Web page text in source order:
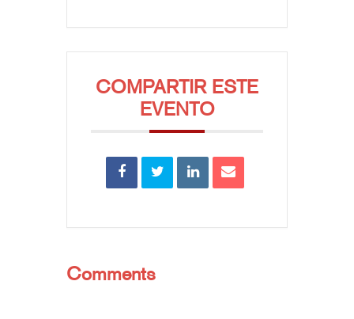
COMPARTIR ESTE
EVENTO
Comments